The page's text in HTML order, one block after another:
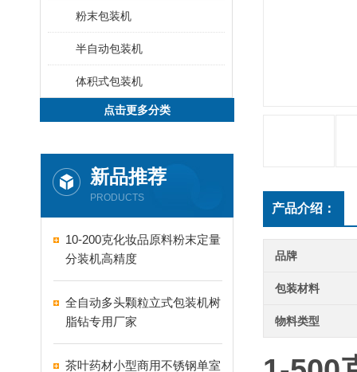
粉末包装机
半自动包装机
体积式包装机
点击更多分类
新品推荐
PRODUCTS
10-200克化妆品原料粉末定量
分装机高精度
全自动多头颗粒立式包装机树
脂钻专用厂家
茶叶药材小型商用不锈钢单室
产品介绍：
品牌
包装材料
物料类型